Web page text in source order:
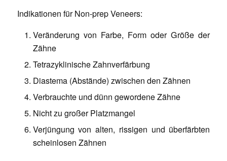
Indikationen für Non-prep Veneers:
Veränderung von Farbe, Form oder Größe der
Zähne
Tetrazyklinische Zahnverfärbung
Diastema (Abstände) zwischen den Zähnen
Verbrauchte und dünn gewordene Zähne
Nicht zu großer Platzmangel
Verjüngung von alten, rissigen und überfärbten
scheinlosen Zähnen